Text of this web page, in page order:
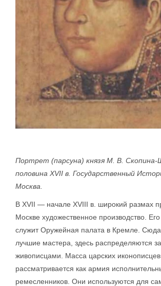
Портрет (парсуна) князя М. В. Скопина-
половина XVII в. Государственный
Москва.
В XVII — начале XVIII в. широкий размах
Москве художественное производство.
служит Оружейная палата в Кремле. Сюда
лучшие мастера, здесь распределяются
живописцами. Масса царских иконописцев
рассматривается как армия
ремесленников. Они используются для